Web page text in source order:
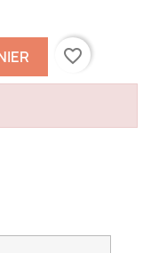
favorite_border